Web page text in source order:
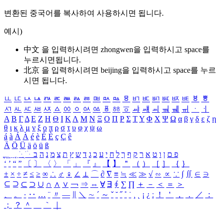
변환된 중국어를 복사하여 사용하시면 됩니다.
예시)
中文 을 입력하시려면 zhongwen을 입력하시고 space를
누르시면됩니다.
北京 을 입력하시려면 beijing을 입력하시고 space를 누르
시면 됩니다.
ㅥ ㅦ ㅧ ㅨ ㅩ ㅪ ㅫ ㅬ ㅭ ㅮ ㅯ ㅰ ㅱ ㅲ ㅳ ㅴ ㅵ ㅶ ㅷ ㅸ
ㅹ
ㅺ ㅻ ㅼ ㅽ ㅾ ㅿ ㆀ ㆁ ㆂ ㆃ ㆄ ㆅ ㆆ ㆇ ㆈ ㆉ ㆊ ㆋ ㆌ ㆍ
ㆎ
Α Β ΓΔ Ε Ζ Η Θ Ι ΚΛ Μ Ν Ξ Ο Π Ρ Σ ΤΥ Φ Χ Ψ Ω α β γ δ ε ζ η
θ ι κ λ μ ν ξ ο π ρ σ τ υ φ χ ψ ω
á à Á À é è É È ç Ç ê
Ä Ö Ü ä ö ü ß
ִֶֹ ֻּ ׁׂ פ ם ן ו ט א ר ק ף ך ל ח י ע כ ג ד ש ץ ת צ מ נ ה ב
‘ ’ “ ” 〔 〕 〈 〉 「 」 『 』 【 】 ＂ （ ） ［ ］ ｛ ｝
± × ÷ ≠ ≤ ≥ ∞ ∴ ♂ ♀ ∠ ⊥ ⌒ ∂ ∇ ≡ ≒ ≪ ≫ √ ∽ ∝ ∵ ∫ ∬ ∈ ∋
⊆ ⊇ ⊂ ⊃ ∪ ∩ ∧ ∨ ￢ ⇒ ⇔ ∀ ∃ ∮ ∑ ∏ ＋ － ＜ ＝
＞
、
。 · ‥ … ¨ 〃 ― ＼ ∼ ´ ～ ˇ ˘ ˝ ˚ ˙ ¸ ¡ ¿ ː ！ ＇ ， ． ／
：
；
？ ＾ ｀